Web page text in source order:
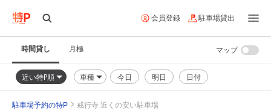
会員登録 駐車場貸出
時間貸し 月極
近い特P順 車種 今日 明日 日付
マップ
駐車場予約の特P 戒行寺 近くの安い駐車場